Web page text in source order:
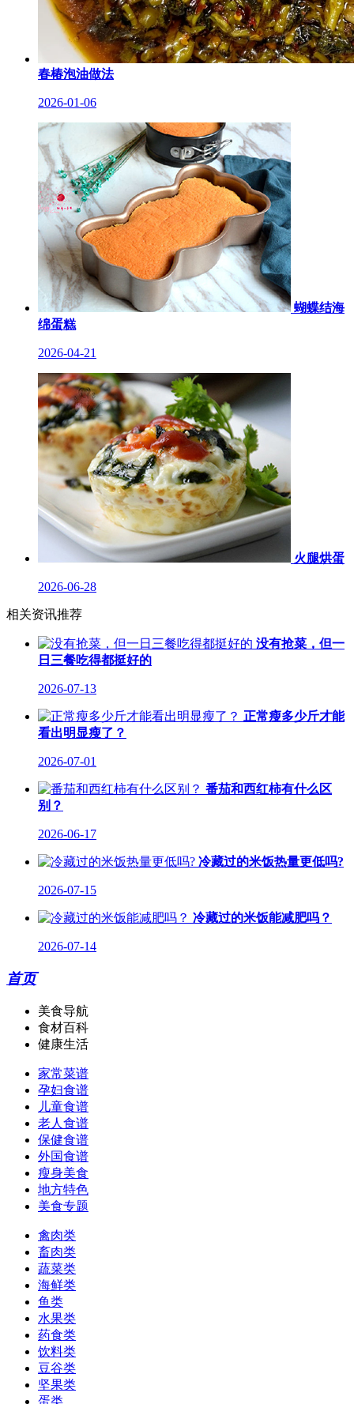
春椿泡油做法
2026-01-06
蝴蝶结海
绵蛋糕
2026-04-21
火腿烘蛋
2026-06-28
相关资讯推荐
没有抢菜，但一
日三餐吃得都挺好的
2026-07-13
正常瘦多少斤才能
看出明显瘦了？
2026-07-01
番茄和西红柿有什么区
别？
2026-06-17
冷藏过的米饭热量更低吗?
2026-07-15
冷藏过的米饭能减肥吗？
2026-07-14
首页
美食导航
食材百科
健康生活
家常菜谱
孕妇食谱
儿童食谱
老人食谱
保健食谱
外国食谱
瘦身美食
地方特色
美食专题
禽肉类
畜肉类
蔬菜类
海鲜类
鱼类
水果类
药食类
饮料类
豆谷类
坚果类